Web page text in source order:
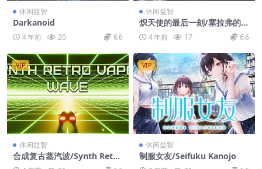
休闲益智
Darkanoid
4 年前 20 6.6
休闲益智
炽天使的最后一刻/塞拉弗的最
后一站/Seraph’s Last Stand
4 年前 17 6.6
VIP
休闲益智
合成复古蒸汽波/Synth Retro
Vapor Wave
VIP
休闲益智
制服女友/Seifuku Kanojo